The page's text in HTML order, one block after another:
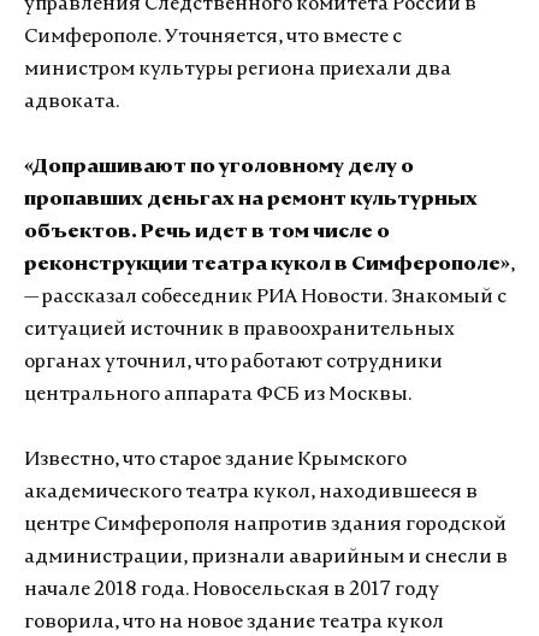
управления Следственного комитета России в
Симферополе. Уточняется, что вместе с
министром культуры региона приехали два
адвоката.
«Допрашивают по уголовному делу о
пропавших деньгах на ремонт культурных
объектов. Речь идет в том числе о
реконструкции театра кукол в Симферополе»,
— рассказал собеседник РИА Новости. Знакомый с
ситуацией источник в правоохранительных
органах уточнил, что работают сотрудники
центрального аппарата ФСБ из Москвы.
Известно, что старое здание Крымского
академического театра кукол, находившееся в
центре Симферополя напротив здания городской
администрации, признали аварийным и снесли в
начале 2018 года. Новосельская в 2017 году
говорила, что на новое здание театра кукол